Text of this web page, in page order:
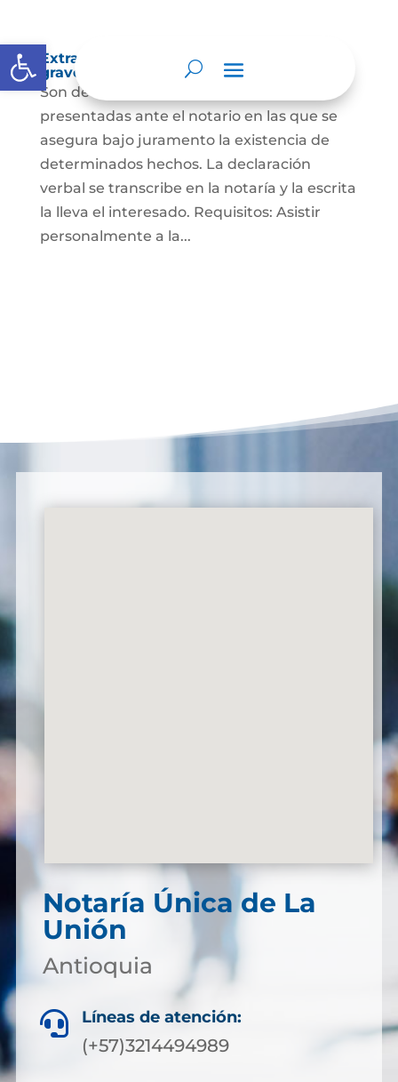
Abrir barra de herramientas
Extra-proceso o declaración bajo la
gravedad de juramento
Son declaraciones verbales o escritas
presentadas ante el notario en las que se
asegura bajo juramento la existencia de
determinados hechos. La declaración
verbal se transcribe en la notaría y la escrita
la lleva el interesado. Requisitos: Asistir
personalmente a la...
Notaría Única de La
Unión
Antioquia
 Líneas de atención:
(+57)3214494989